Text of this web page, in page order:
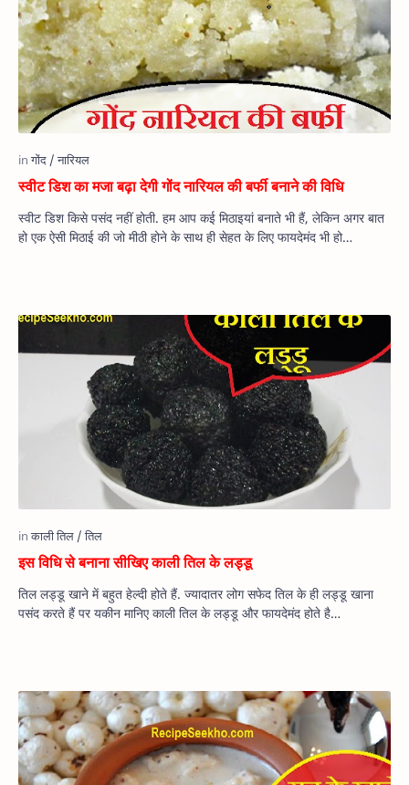
स्वीट डिश का मजा बढ़ा देगी गोंद नारियल की बर्फी बनाने की विधि
स्वीट डिश किसे पसंद नहीं होती. हम आप कई मिठाइयां बनाते भी हैं, लेकिन अगर बात
हो एक ऐसी मिठाई की जो मीठी होने के साथ ही सेहत के लिए फायदेमंद भी हो…
इस विधि से बनाना सीखिए काली तिल के लड्डू
तिल लड्डू खाने में बहुत हेल्दी होते हैं. ज्यादातर लोग सफेद तिल के ही लड्डू खाना
पसंद करते हैं पर यकीन मानिए काली तिल के लड्डू और फायदेमंद होते है…